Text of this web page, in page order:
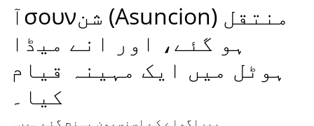
آσουνشن (Asuncion) منتقل
ہو گئے، اور انے میڈا
ہوٹل میں ایک مہینہ قیام
کیا۔
پیراگواے کے اسنسیون پہنچ گئے ہیں۔